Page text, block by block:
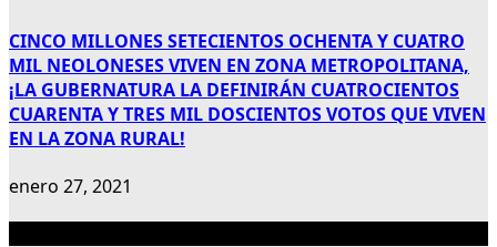
CINCO MILLONES SETECIENTOS OCHENTA Y CUATRO
MIL NEOLONESES VIVEN EN ZONA METROPOLITANA,
¡LA GUBERNATURA LA DEFINIRÁN CUATROCIENTOS
CUARENTA Y TRES MIL DOSCIENTOS VOTOS QUE VIVEN
EN LA ZONA RURAL!
enero 27, 2021